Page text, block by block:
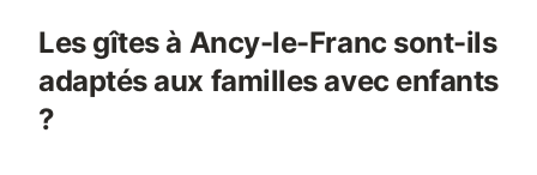
Les gîtes à Ancy-le-Franc sont-ils
adaptés aux familles avec enfants
?